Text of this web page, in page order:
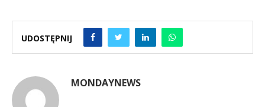
UDOSTĘPNIJ
MONDAYNEWS